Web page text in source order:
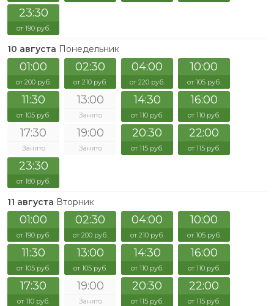
23:30
от 190 руб.
10 августа Понедельник
01:00
от 200 руб.
02:30
от 210 руб.
04:00
от 220 руб.
10:00
от 105 руб.
11:30
от 105 руб.
13:00
Занято
14:30
от 110 руб.
16:00
от 110 руб.
17:30
Занято
19:00
Занято
20:30
от 115 руб.
22:00
от 115 руб.
23:30
от 180 руб.
11 августа Вторник
01:00
от 190 руб.
02:30
от 200 руб.
04:00
от 210 руб.
10:00
от 105 руб.
11:30
от 105 руб.
13:00
от 105 руб.
14:30
от 110 руб.
16:00
от 110 руб.
17:30
от 110 руб.
19:00
Занято
20:30
от 115 руб.
22:00
от 115 руб.